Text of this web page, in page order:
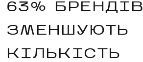
63% БРЕНДІВ
ЗМЕНШУЮТЬ
КІЛЬКІСТЬ